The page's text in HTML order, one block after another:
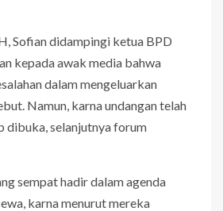
Sofian didampingi ketua BPD
kepada awak media bahwa
dalam mengeluarkan
Namun, karna undangan telah
dibuka, selanjutnya forum
sempat hadir dalam agenda
karna menurut mereka